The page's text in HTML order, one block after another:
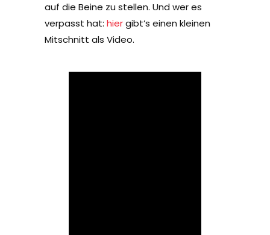
auf die Beine zu stellen. Und wer es
verpasst hat: hiergibt’s einen kleinen
Mitschnitt als Video.